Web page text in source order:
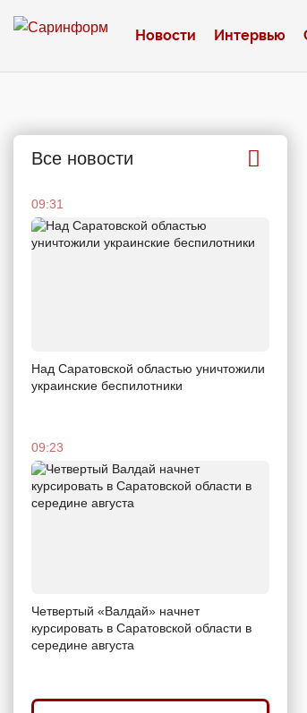
Новости Интервью
Все новости
09:31
Над Саратовской областью уничтожили
украинские беспилотники
09:23
Четвертый «Валдай» начнет
курсировать в Саратовской области в
середине августа